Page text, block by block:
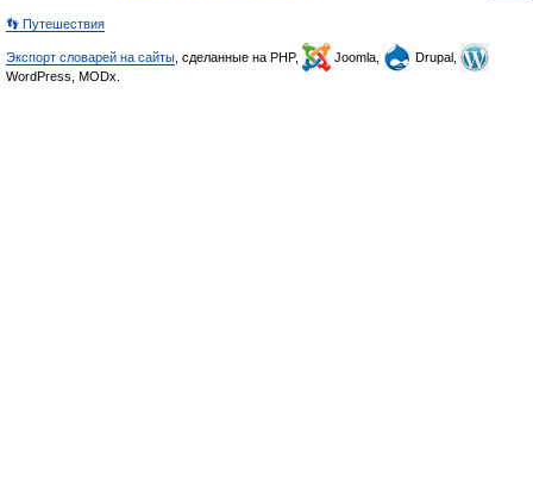
👣 Путешествия
Экспорт словарей на сайты , сделанные на PHP, Joomla,
Drupal,
WordPress, MODx.